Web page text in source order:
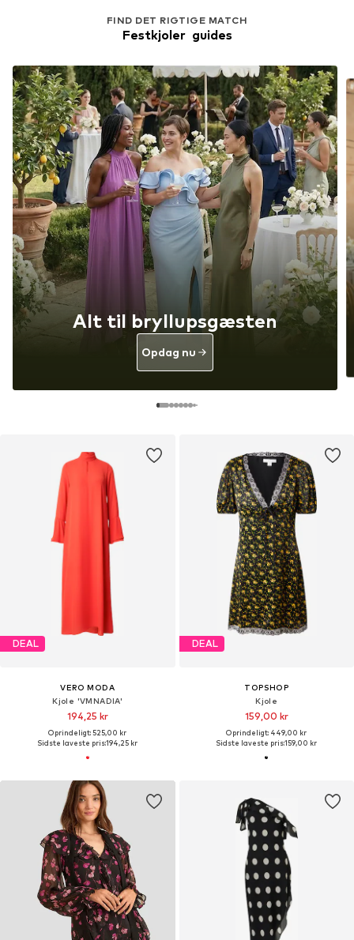
DEAL
VERO MODA
Kjole 'VMNADIA'
194,25 kr
Oprindeligt: 525,00 kr
Sidste laveste pris:194,25 kr
FIND DET RIGTIGE MATCH
Festkjoler  guides
Alt til bryllupsgæsten
Opdag nu
DEAL
TOPSHOP
Kjole
159,00 kr
Oprindeligt: 449,00 kr
Sidste laveste pris:159,00 kr